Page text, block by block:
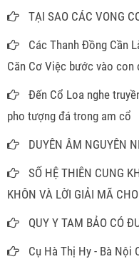
TẠI SAO CÁC VONG
Các Thanh Đồng Cần
Căn Cơ Việc bước vào
Đến Cổ Loa nghe
pho tượng đá trong am cổ
DUYÊN ÂM NGUYÊN
SỐ HỆ THIÊN CUNG
KHÔN VÀ LỜI GIẢI MÃ
THẾ
QUY Y TAM BẢO CÓ
Cụ Hà Thị Hy - Bà Nội